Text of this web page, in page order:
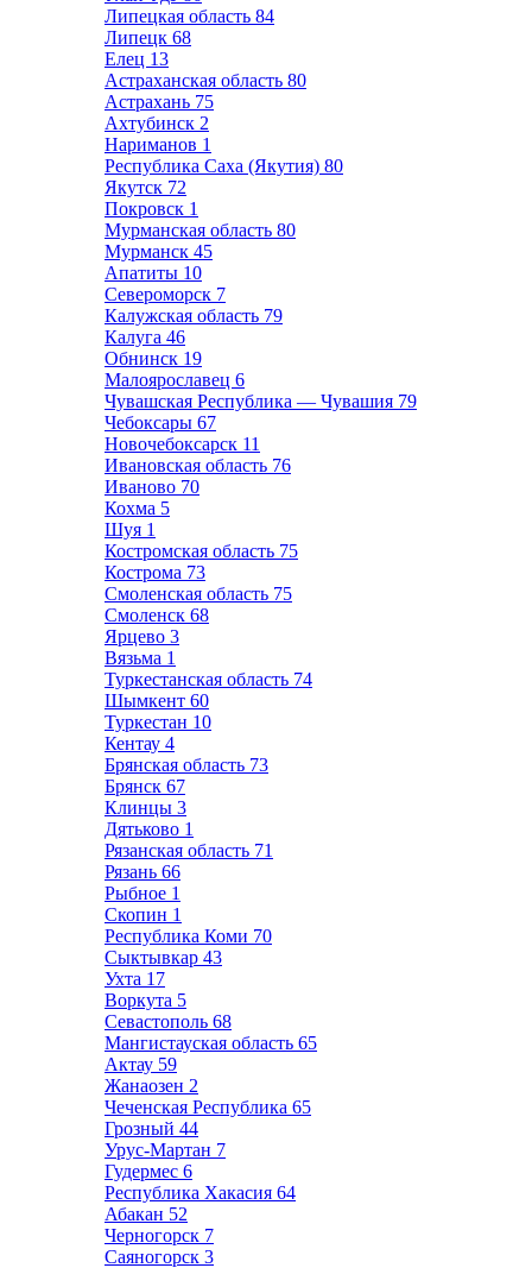
Липецкая область 84
Липецк 68
Елец 13
Астраханская область 80
Астрахань 75
Ахтубинск 2
Нариманов 1
Республика Саха (Якутия) 80
Якутск 72
Покровск 1
Мурманская область 80
Мурманск 45
Апатиты 10
Североморск 7
Калужская область 79
Калуга 46
Обнинск 19
Малоярославец 6
Чувашская Республика — Чувашия 79
Чебоксары 67
Новочебоксарск 11
Ивановская область 76
Иваново 70
Кохма 5
Шуя 1
Костромская область 75
Кострома 73
Смоленская область 75
Смоленск 68
Ярцево 3
Вязьма 1
Туркестанская область 74
Шымкент 60
Туркестан 10
Кентау 4
Брянская область 73
Брянск 67
Клинцы 3
Дятьково 1
Рязанская область 71
Рязань 66
Рыбное 1
Скопин 1
Республика Коми 70
Сыктывкар 43
Ухта 17
Воркута 5
Севастополь 68
Мангистауская область 65
Актау 59
Жанаозен 2
Чеченская Республика 65
Грозный 44
Урус-Мартан 7
Гудермес 6
Республика Хакасия 64
Абакан 52
Черногорск 7
Саяногорск 3